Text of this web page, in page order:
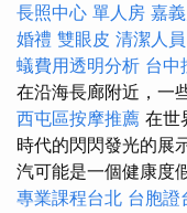
長照中心 單人房 嘉
婚禮 雙眼皮 清潔人員
蟻費用透明分析 台中
在沿海長廊附近，一
西屯區按摩推薦 在世
時代的閃閃發光的展
汽可能是一個健康度
專業課程台北 台胞證